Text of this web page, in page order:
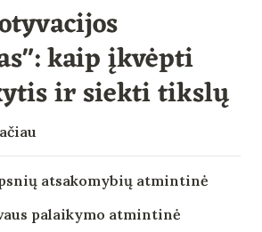
kaip įkvėpti
ir siekti tikslų
atsakomybių atmintinė
palaikymo atmintinė